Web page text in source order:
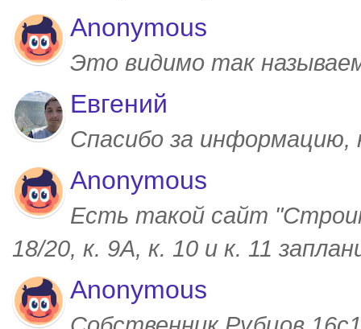
Anonymous
Это видимо так
Евгений
Спасибо за
Anonymous
Есть такой сайт
18/20, к. 9А, к. 10 и к. 11
Anonymous